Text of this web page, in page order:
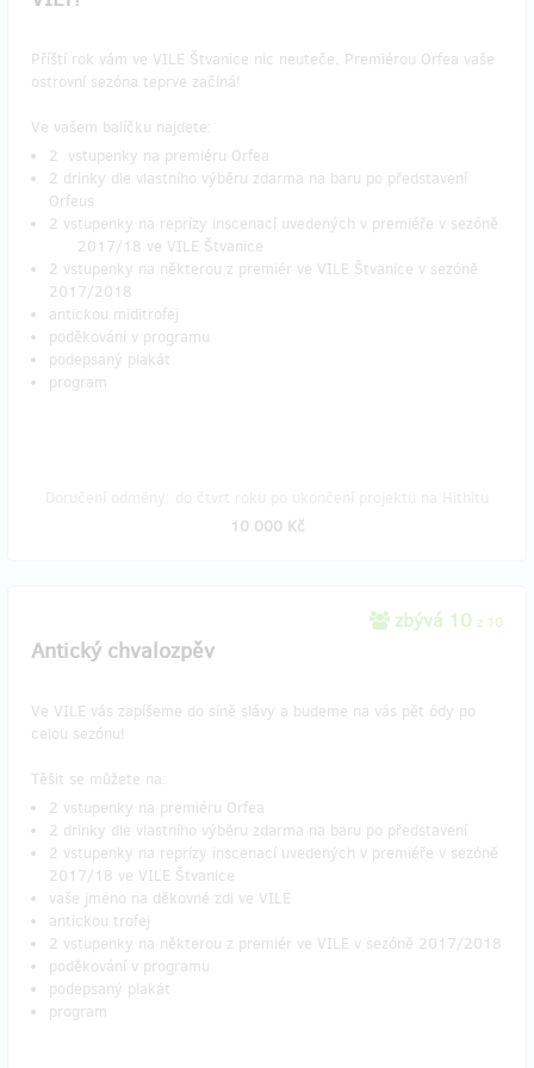
Příští rok vám ve VILE Štvanice nic neuteče. Premiérou Orfea vaše
ostrovní sezóna teprve začíná!
Ve vašem balíčku najdete:
2 vstupenky na premiéru Orfea
2 drinky dle vlastního výběru zdarma na baru po představení
Orfeus
2 vstupenky na reprízy inscenací uvedených v premiéře v sezóně
2017/18 ve VILE Štvanice
2 vstupenky na některou z premiér ve VILE Štvanice v sezóně
2017/2018
antickou miditrofej
poděkování v programu
podepsaný plakát
program
10 000 Kč
zbývá 10 z 10
Antický chvalozpěv
Ve VILE vás zapíšeme do síně slávy a budeme na vás pět ódy po
celou sezónu!
Těšit se můžete na:
2 vstupenky na premiéru Orfea
2 drinky dle vlastního výběru zdarma na baru po představení
2 vstupenky na reprízy inscenací uvedených v premiéře v sezóně
2017/18 ve VILE Štvanice
vaše jméno na děkovné zdi ve VILE
antickou trofej
2 vstupenky na některou z premiér ve VILE v sezóně 2017/2018
poděkování v programu
podepsaný plakát
program